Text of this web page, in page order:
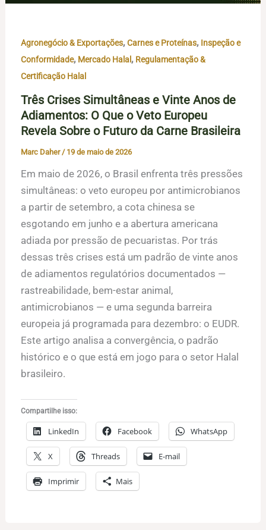
Agronegócio & Exportações,Carnes e Proteínas, Inspeção e
Conformidade, Mercado Halal, Regulamentação &
Certificação Halal
Três Crises Simultâneas e Vinte Anos de
Adiamentos: O Que o Veto Europeu
Revela Sobre o Futuro da Carne Brasileira
Marc Daher / 19 de maio de 2026
Em maio de 2026, o Brasil enfrenta três pressões
simultâneas: o veto europeu por antimicrobianos
a partir de setembro, a cota chinesa se
esgotando em junho e a abertura americana
adiada por pressão de pecuaristas. Por trás
dessas três crises está um padrão de vinte anos
de adiamentos regulatórios documentados —
rastreabilidade, bem-estar animal,
antimicrobianos — e uma segunda barreira
europeia já programada para dezembro: o EUDR.
Este artigo analisa a convergência, o padrão
histórico e o que está em jogo para o setor Halal
brasileiro.
Compartilhe isso:
LinkedIn Facebook WhatsApp
X Threads E-mail
Imprimir Mais